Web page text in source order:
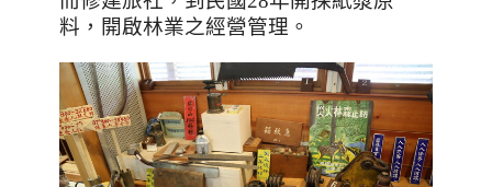
料，開啟林業之經營管理。